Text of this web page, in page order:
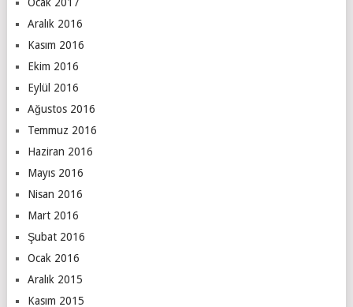
Aralık 2016
Kasım 2016
Ekim 2016
Eylül 2016
Ağustos 2016
Temmuz 2016
Haziran 2016
Mayıs 2016
Nisan 2016
Mart 2016
Şubat 2016
Ocak 2016
Aralık 2015
Kasım 2015